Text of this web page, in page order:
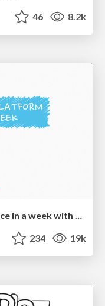
46 8.2k
Build your cross-platform service in a week with App Engine
234 19k